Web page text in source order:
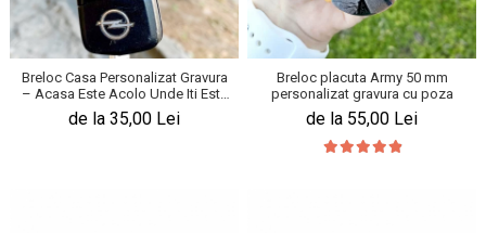
Breloc Casa Personalizat Gravura
– Acasa Este Acolo Unde Iti Este
Inima
de la 35,00 Lei
Breloc placuta Army 50 mm
personalizat gravura cu poza
de la 55,00 Lei